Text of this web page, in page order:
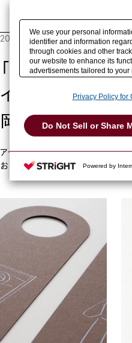
We use your personal
identifier and information
through cookies and other
our website to enhance its
advertisements tailored to
We may sell or share your
These partners may combine
data that you have provided to
from your use of their services
share of your personal
right. If we have detected an
will be honored.Change your
Privacy Policy for
Do Not Sell or Share
Powered by
2024.06.12
「小さな温活サロ
イン
岡本和華（SKG株
アートディレクターの岡本和華さん
おしえていただきました。